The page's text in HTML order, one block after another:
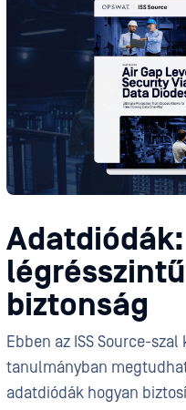
légrésszintű
biztonság
Ebben az ISS Source-
tanulmányban
adatdiódák hogyan